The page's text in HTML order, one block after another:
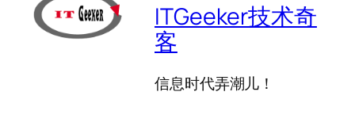
ITGeeker技术奇
客
信息时代弄潮儿！